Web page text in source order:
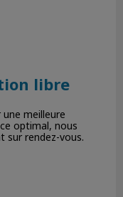
libre
meilleure
optimal, nous
sur rendez-vous.